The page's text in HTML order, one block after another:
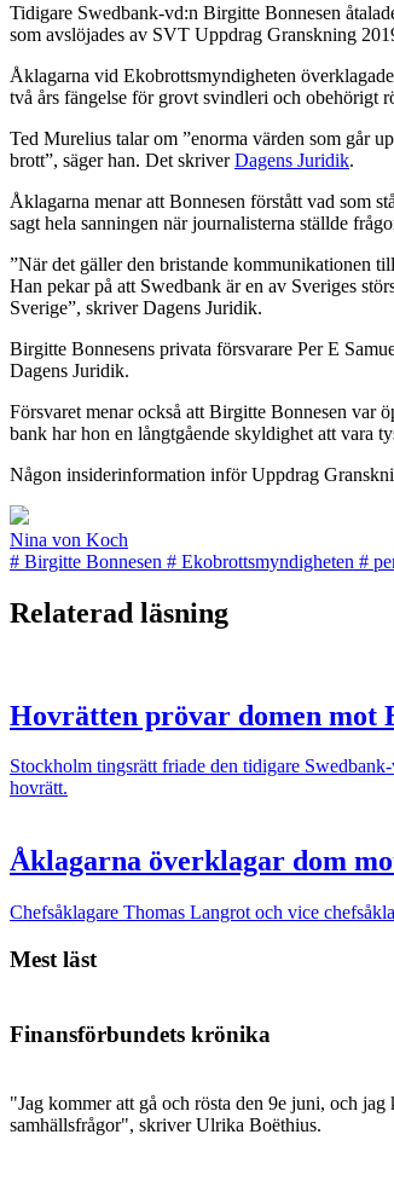
Tidigare Swedbank-vd:n Birgitte Bonnesen
som avslöjades av SVT Uppdrag Granskning
Åklagarna vid Ekobrottsmyndigheten
två års fängelse för grovt svindleri och obehörigt
Ted Murelius talar om ”enorma värden som går
brott”, säger han. Det skriverDagens Juridik.
Åklagarna menar att Bonnesen förstått vad som
sagt hela sanningen när journalisterna ställde
”När det gäller den bristande kommunikationen
Han pekar på att Swedbank är en av Sveriges
Sverige”, skriver Dagens Juridik.
Birgitte Bonnesens privata försvarare Per E
Dagens Juridik.
Försvaret menar också att Birgitte Bonnesen var
bank har hon en långtgående skyldighet att vara
Någon insiderinformation inför Uppdrag
Nina von Koch
# Birgitte Bonnesen # Ekobrottsmyndigheten #
Relaterad läsning
Hovrätten prövar domen mot
Stockholm tingsrätt friade den tidigare
hovrätt.
Åklagarna överklagar dom
Chefsåklagare Thomas Langrot och vice
Mest läst
Finansförbundets krönika
"Jag kommer att gå och rösta den 9e juni, och
samhällsfrågor", skriver Ulrika Boëthius.